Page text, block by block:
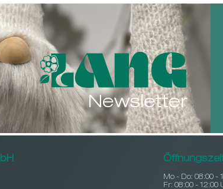
Newsletter
Mo - Do: 08:00 -
Fr: 08:00 - 12:00